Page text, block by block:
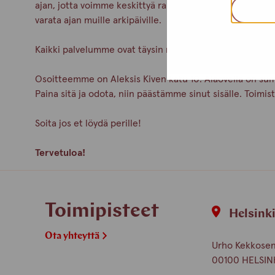
ajan, jotta voimme keskittyä rauhassa juuri sinun
varata ajan muille arkipäiville.
Kaikki palvelumme ovat täysin nimettömiä ja
Osoitteemme on Aleksis Kiven katu 10. Alaovella on
Paina sitä ja odota, niin päästämme sinut sisälle.
Soita jos et löydä perille!
Tervetuloa!
Toimipisteet
Ota yhteyttä
Helsinki
Urho
00100